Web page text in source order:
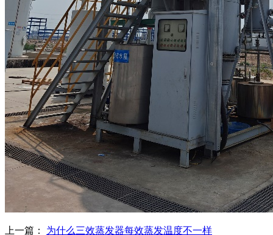
上一篇： 为什么三效蒸发器每效蒸发温度不一样